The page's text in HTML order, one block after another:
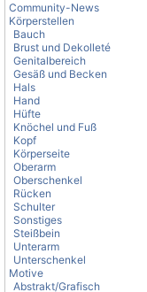
Community-News
Körperstellen
Bauch
Brust und Dekolleté
Genitalbereich
Gesäß und Becken
Hals
Hand
Hüfte
Knöchel und Fuß
Kopf
Körperseite
Oberarm
Oberschenkel
Rücken
Schulter
Sonstiges
Steißbein
Unterarm
Unterschenkel
Motive
Abstrakt/Grafisch